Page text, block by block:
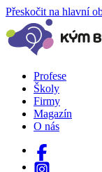
Přeskočit na hlavní
Profese
Školy
Firmy
Magazín
O nás